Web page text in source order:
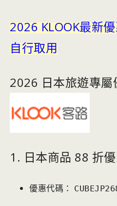
2026 KLOOK最新
自行取用
2026 日本旅遊專屬
1. 日本商品 88 折
優惠代碼：